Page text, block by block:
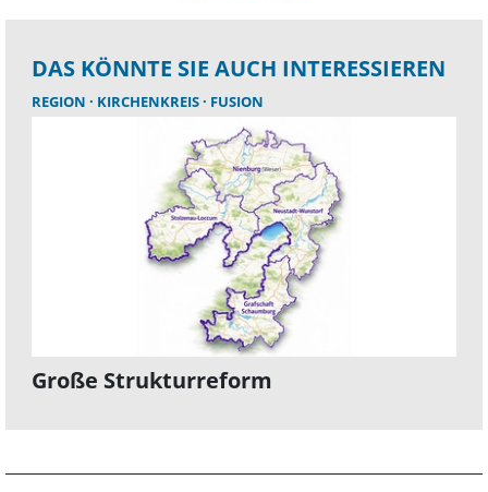
DAS KÖNNTE SIE AUCH INTERESSIEREN
REGION KIRCHENKREIS FUSION
Große Strukturreform